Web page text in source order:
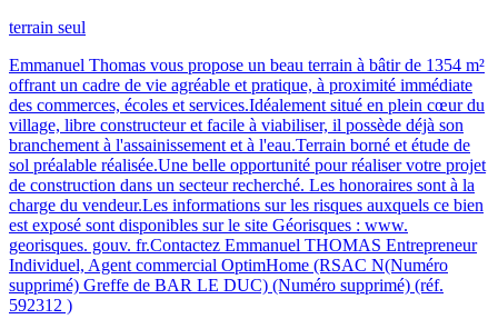
terrain seul
Emmanuel Thomas vous propose un beau terrain à bâtir de 1354 m²
offrant un cadre de vie agréable et pratique, à proximité immédiate
des commerces, écoles et services.Idéalement situé en plein cœur du
village, libre constructeur et facile à viabiliser, il possède déjà son
branchement à l'assainissement et à l'eau.Terrain borné et étude de
sol préalable réalisée.Une belle opportunité pour réaliser votre projet
de construction dans un secteur recherché. Les honoraires sont à la
charge du vendeur.Les informations sur les risques auxquels ce bien
est exposé sont disponibles sur le site Géorisques : www.
georisques. gouv. fr.Contactez Emmanuel THOMAS Entrepreneur
Individuel, Agent commercial OptimHome (RSAC N(Numéro
supprimé) Greffe de BAR LE DUC) (Numéro supprimé) (réf.
592312 )